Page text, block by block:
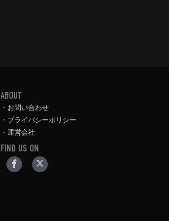
ABOUT
お問い合わせ
プライバシーポリシー
運営会社
FIND US ON